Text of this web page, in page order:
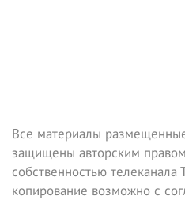
Все материалы
защищены авторским
собственностью
копирование возможно с